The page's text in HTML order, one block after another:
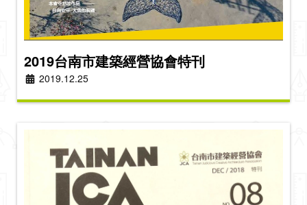
2019台南市建築經營協會特刊
2019.12.25